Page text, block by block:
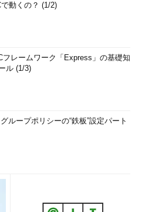
動くの？ (1/2)
フレームワーク「Express」の基礎知
ル (1/3)
ループポリシーの“鉄板”設定パート